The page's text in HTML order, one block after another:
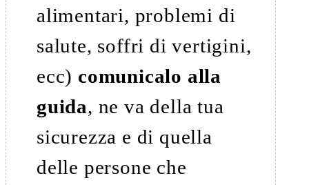
alimentari, problemi di
salute, soffri di vertigini,
ecc) comunicalo alla
guida, ne va della tua
sicurezza e di quella
delle persone che